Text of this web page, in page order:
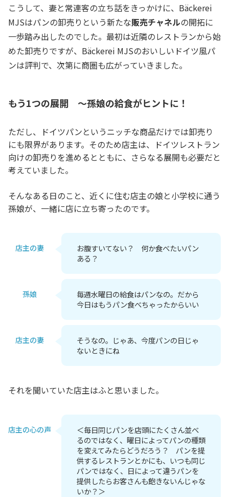
こうして、妻と常連客の立ち話をきっかけに、Bäckerei
MJSはパンの卸売りという新たな販売チャネルの開拓に
一歩踏み出したのでした。最初は近隣のレストランから始
めた卸売りですが、Bäckerei MJSのおいしいドイツ風パ
ンは評判で、次第に商圏も広がっていきました。
もう1つの展開 ～孫娘の給食がヒントに！
ただし、ドイツパンというニッチな商品だけでは卸売り
にも限界があります。そのため店主は、ドイツレストラン
向けの卸売りを進めるとともに、さらなる展開も必要だと
考えていました。
そんなある日のこと、近くに住む店主の娘と小学校に通う
孫娘が、一緒に店に立ち寄ったのです。
店主の妻
お腹すいてない？ 何か食べたいパン
ある？
孫娘
毎週水曜日の給食はパンなの。だから
今日はもうパン食べちゃったからいい
店主の妻
そうなの。じゃあ、今度パンの日じゃ
ないときにね
それを聞いていた店主はふと思いました。
店主の心の声
＜毎日同じパンを店頭にたくさん並べ
るのではなく、曜日によってパンの種類
を変えてみたらどうだろう？ パンを提
供するレストランとかにも、いつも同じ
パンではなく、日によって違うパンを
提供したらお客さんも飽きないんじゃな
いか？＞